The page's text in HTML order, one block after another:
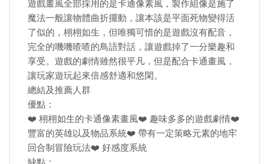
遊戲畫風全部採用的是卡通像素風，製作組像是施了
魔法一般讓物體曲折擺動，讓本該是平面死物變得活
了似的，栩栩如生，但唯獨可惜的是遊戲沒有配音，
完全的嘰嘰喳喳的鳥語對話，讓遊戲掉了一分樂趣和
享受。遊戲的劇情雖然很平凡，但是配合卡通畫風，
讓玩家遊玩起來倍感舒適和悠閑。
總結及推薦人群
優點：
❤️ 栩栩如生的卡通像素畫風❤️ 趣味多多的遊戲劇情❤️
豐富的英雄以及物品系統❤️ 帶有一定策略元素的地牢
回合制冒險玩法❤️ 好感度系統